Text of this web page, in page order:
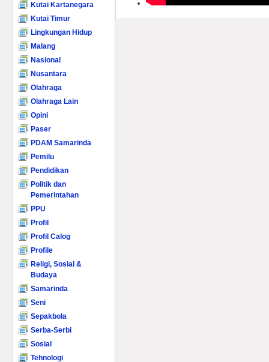
Kutai Kartanegara
Kutai Timur
Lingkungan Hidup
Malang
Nasional
Nusantara
Olahraga
Olahraga Lain
Opini
Paser
PDAM Samarinda
Pemilu
Pendidikan
Politik dan
Pemerintahan
PPU
Profil
Profil Calog
Profile
Religi, Sosial &
Budaya
Samarinda
Seni
Sepakbola
Serba-Serbi
Sosial
Tehnologi